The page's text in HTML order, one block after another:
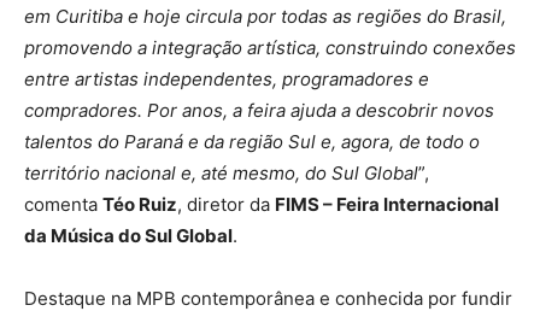
em Curitiba e hoje circula por todas as regiões do Brasil,
promovendo a integração artística, construindo conexões
entre artistas independentes, programadores e
compradores. Por anos, a feira ajuda a descobrir novos
talentos do Paraná e da região Sul e, agora, de todo o
território nacional e, até mesmo, do Sul Global”,
comenta Téo Ruiz, diretor da FIMS – Feira Internacional
da Música do Sul Global.
Destaque na MPB contemporânea e conhecida por fundir